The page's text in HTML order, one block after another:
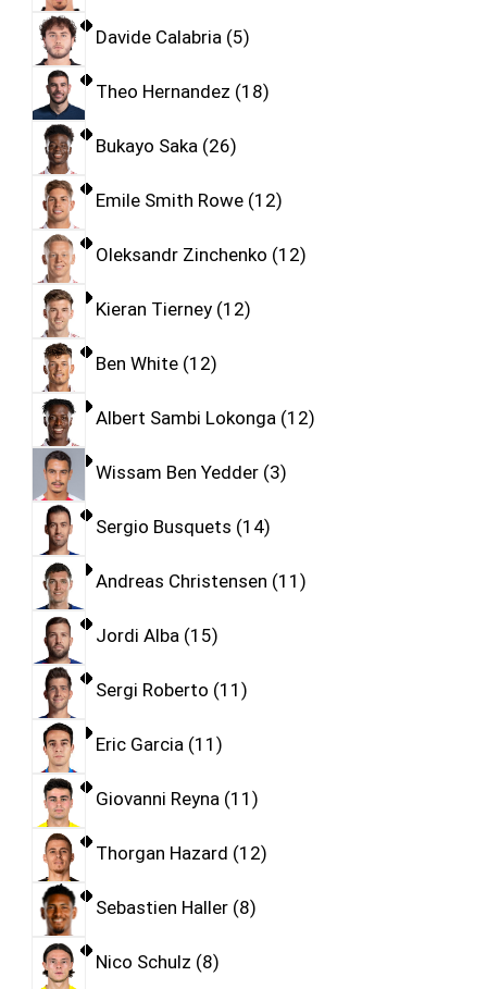
Davide Calabria 5
Theo Hernandez 18
Bukayo Saka 26
Emile Smith Rowe 12
Oleksandr Zinchenko 12
Kieran Tierney 12
Ben White 12
Albert Sambi Lokonga 12
Wissam Ben Yedder 3
Sergio Busquets 14
Andreas Christensen 11
Jordi Alba 15
Sergi Roberto 11
Eric Garcia 11
Giovanni Reyna 11
Thorgan Hazard 12
Sebastien Haller 8
Nico Schulz 8